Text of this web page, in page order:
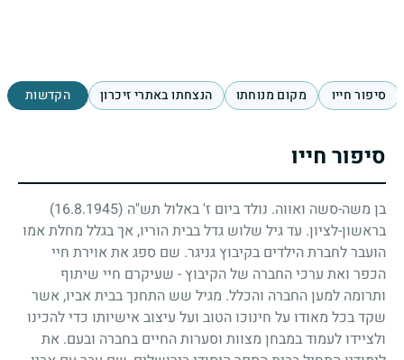
סיפור חייו מקום מנוחתו הנצחתו באתרי זיכרון הקדשות
סיפור חייו
בן משה-סשה ואווה. נולד ביום ז' באלול תש"ה (16.8.1945)
בראשון-לציון. עד גיל שלוש גדל בבית הוריו, אך בגלל מחלת אמו
הועבר לחברת הילדים בקיבוץ גניגר. שם ספג את אוירת חיי
הכפר ואת ערכי החברה של הקיבוץ - שעיקרם חיי שיתוף
ותרומה למען החברה והכלל. מגיל שש התחנך בבית אביו, אשר
שקד בכל מאודו על חינוכו הטוב ועל עיצוב אישיותו כדי להכינו
ולציידו לעמוד במבחן מצוות וסערות החיים בחברה ובעם. את